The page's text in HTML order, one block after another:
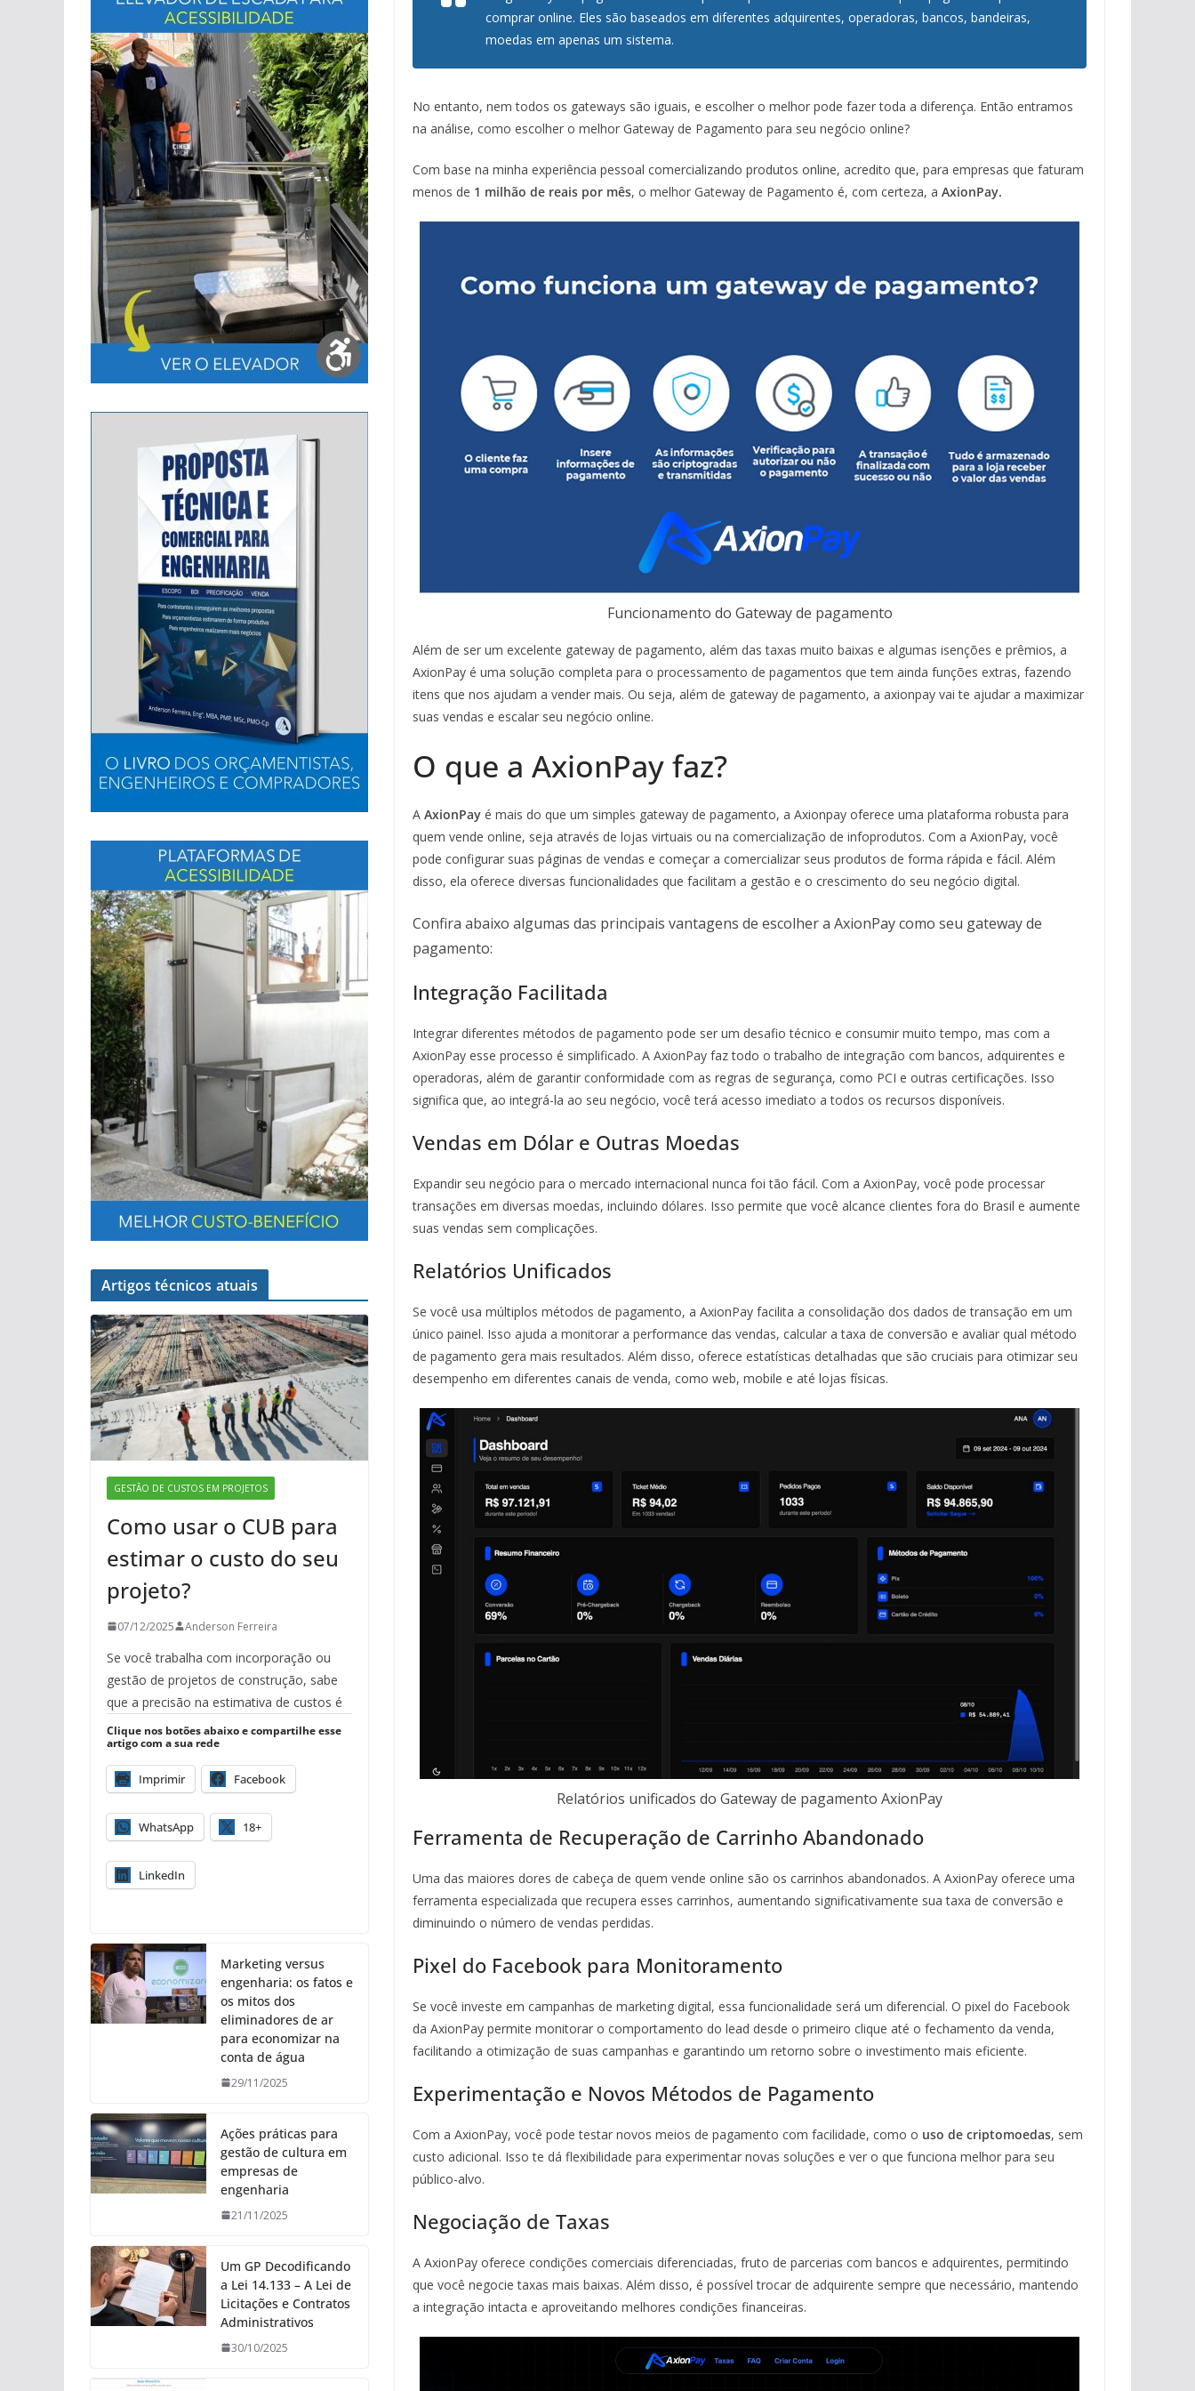
comprar online. Eles são baseados em diferentes adquirentes, operadoras, bancos, bandeiras,
moedas em apenas um sistema.
No entanto, nem todos os gateways são iguais, e escolher o melhor pode fazer toda a diferença. Então entramos
na análise, como escolher o melhor Gateway de Pagamento para seu negócio online?
Com base na minha experiência pessoal comercializando produtos online, acredito que, para empresas que faturam
menos de 1 milhão de reais por mês, o melhor Gateway de Pagamento é, com certeza, a AxionPay.
Funcionamento do Gateway de pagamento
Além de ser um excelente gateway de pagamento, além das taxas muito baixas e algumas isenções e prêmios, a
AxionPay é uma solução completa para o processamento de pagamentos que tem ainda funções extras, fazendo
itens que nos ajudam a vender mais. Ou seja, além de gateway de pagamento, a axionpay vai te ajudar a maximizar
suas vendas e escalar seu negócio online.
O que a AxionPay faz?
A AxionPay é mais do que um simples gateway de pagamento, a Axionpay oferece uma plataforma robusta para
quem vende online, seja através de lojas virtuais ou na comercialização de infoprodutos. Com a AxionPay, você
pode configurar suas páginas de vendas e começar a comercializar seus produtos de forma rápida e fácil. Além
disso, ela oferece diversas funcionalidades que facilitam a gestão e o crescimento do seu negócio digital.
Confira abaixo algumas das principais vantagens de escolher a AxionPay como seu gateway de
pagamento:
Integração Facilitada
Integrar diferentes métodos de pagamento pode ser um desafio técnico e consumir muito tempo, mas com a
AxionPay esse processo é simplificado. A AxionPay faz todo o trabalho de integração com bancos, adquirentes e
operadoras, além de garantir conformidade com as regras de segurança, como PCI e outras certificações. Isso
significa que, ao integrá-la ao seu negócio, você terá acesso imediato a todos os recursos disponíveis.
Vendas em Dólar e Outras Moedas
Expandir seu negócio para o mercado internacional nunca foi tão fácil. Com a AxionPay, você pode processar
transações em diversas moedas, incluindo dólares. Isso permite que você alcance clientes fora do Brasil e aumente
suas vendas sem complicações.
Relatórios Unificados
Se você usa múltiplos métodos de pagamento, a AxionPay facilita a consolidação dos dados de transação em um
único painel. Isso ajuda a monitorar a performance das vendas, calcular a taxa de conversão e avaliar qual método
de pagamento gera mais resultados. Além disso, oferece estatísticas detalhadas que são cruciais para otimizar seu
desempenho em diferentes canais de venda, como web, mobile e até lojas físicas.
Relatórios unificados do Gateway de pagamento AxionPay
Ferramenta de Recuperação de Carrinho Abandonado
Uma das maiores dores de cabeça de quem vende online são os carrinhos abandonados. A AxionPay oferece uma
ferramenta especializada que recupera esses carrinhos, aumentando significativamente sua taxa de conversão e
diminuindo o número de vendas perdidas.
Pixel do Facebook para Monitoramento
Se você investe em campanhas de marketing digital, essa funcionalidade será um diferencial. O pixel do Facebook
da AxionPay permite monitorar o comportamento do lead desde o primeiro clique até o fechamento da venda,
facilitando a otimização de suas campanhas e garantindo um retorno sobre o investimento mais eficiente.
Experimentação e Novos Métodos de Pagamento
Com a AxionPay, você pode testar novos meios de pagamento com facilidade, como o uso de criptomoedas, sem
custo adicional. Isso te dá flexibilidade para experimentar novas soluções e ver o que funciona melhor para seu
público-alvo.
Negociação de Taxas
A AxionPay oferece condições comerciais diferenciadas, fruto de parcerias com bancos e adquirentes, permitindo
que você negocie taxas mais baixas. Além disso, é possível trocar de adquirente sempre que necessário, mantendo
a integração intacta e aproveitando melhores condições financeiras.
Artigos técnicos atuais
GESTÃO DE CUSTOS EM PROJETOS
Como usar o CUB para
estimar o custo do seu
projeto?
07/12/2025 Anderson Ferreira
Se você trabalha com incorporação ou
gestão de projetos de construção, sabe
que a precisão na estimativa de custos é
Clique nos botões abaixo e compartilhe esse
artigo com a sua rede
Imprimir Facebook
WhatsApp 18+
LinkedIn
Marketing versus
engenharia: os fatos e
os mitos dos
eliminadores de ar
para economizar na
conta de água
29/11/2025
Ações práticas para
gestão de cultura em
empresas de
engenharia
21/11/2025
Um GP Decodificando
a Lei 14.133 – A Lei de
Licitações e Contratos
Administrativos
30/10/2025